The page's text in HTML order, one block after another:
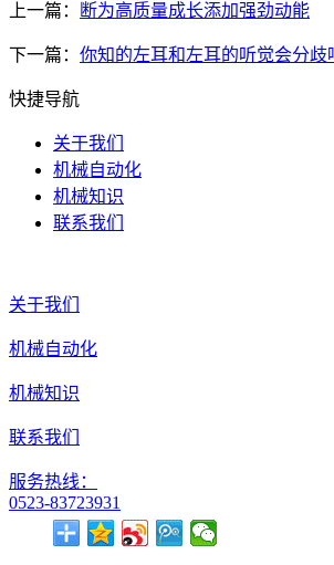
上一篇： 断为高质量成长添加强劲动能
下一篇： 你知的左耳和左耳的听觉会分歧
快捷导航
关于我们
机械自动化
机械知识
联系我们
关于我们
机械自动化
机械知识
联系我们
服务热线：
0523-83723931